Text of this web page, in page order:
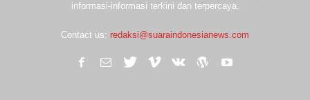
informasi-informasi terkini dan terpercaya.
Contact us: redaksi@suaraindonesianews.com